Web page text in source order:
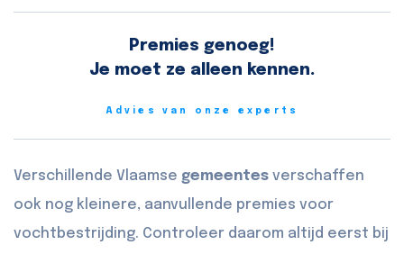
Premies genoeg!
Je moet ze alleen kennen.
Advies van onze experts
Verschillende Vlaamse gemeentes verschaffen
ook nog kleinere, aanvullende premies voor
vochtbestrijding. Controleer daarom altijd eerst bij